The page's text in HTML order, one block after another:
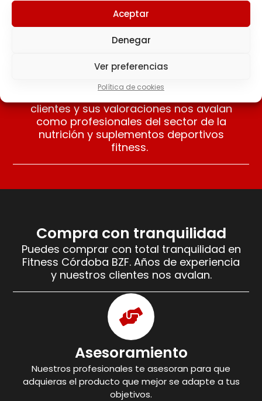
Aceptar
Denegar
Ver preferencias
Política de cookies
Leer más
Nuestros clientes opinan
Apreciamos las opiniones de nuestros
clientes y sus valoraciones nos avalan
como profesionales del sector de la
nutrición y suplementos deportivos
fitness.
Compra con tranquilidad
Puedes comprar con total tranquilidad en
Fitness Córdoba BZF. Años de experiencia
y nuestros clientes nos avalan.
Asesoramiento
Nuestros profesionales te asesoran para que
adquieras el producto que mejor se adapte a tus
objetivos.